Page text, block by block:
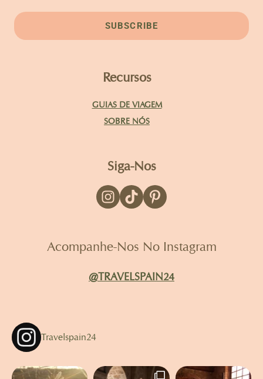
SUBSCRIBE
Recursos
GUIAS DE VIAGEM
SOBRE NÓS
Siga-Nos
Acompanhe-Nos No Instagram
@TRAVELSPAIN24
Travelspain24